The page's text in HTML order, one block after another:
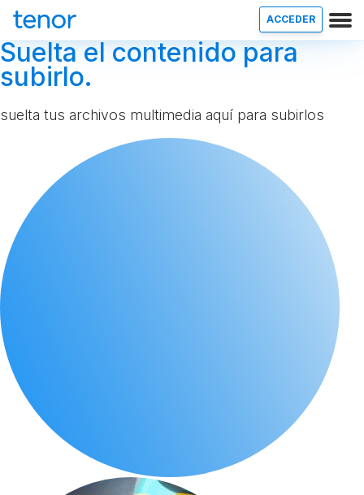
ACCEDER
Suelta el contenido para
subirlo.
suelta tus archivos multimedia aquí para subirlos